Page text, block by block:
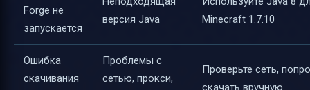
Forge не
запускается
версия Java
Minecraft 1.7.10
Ошибка
скачивания
Проблемы с
сетью, прокси,
Проверьте сеть,
скачать вручную